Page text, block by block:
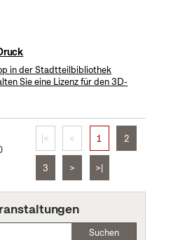
in der Stadtteilbibliothek
Sie eine Lizenz für den 3D-
|< < 1 2
3 > >|
Suchen